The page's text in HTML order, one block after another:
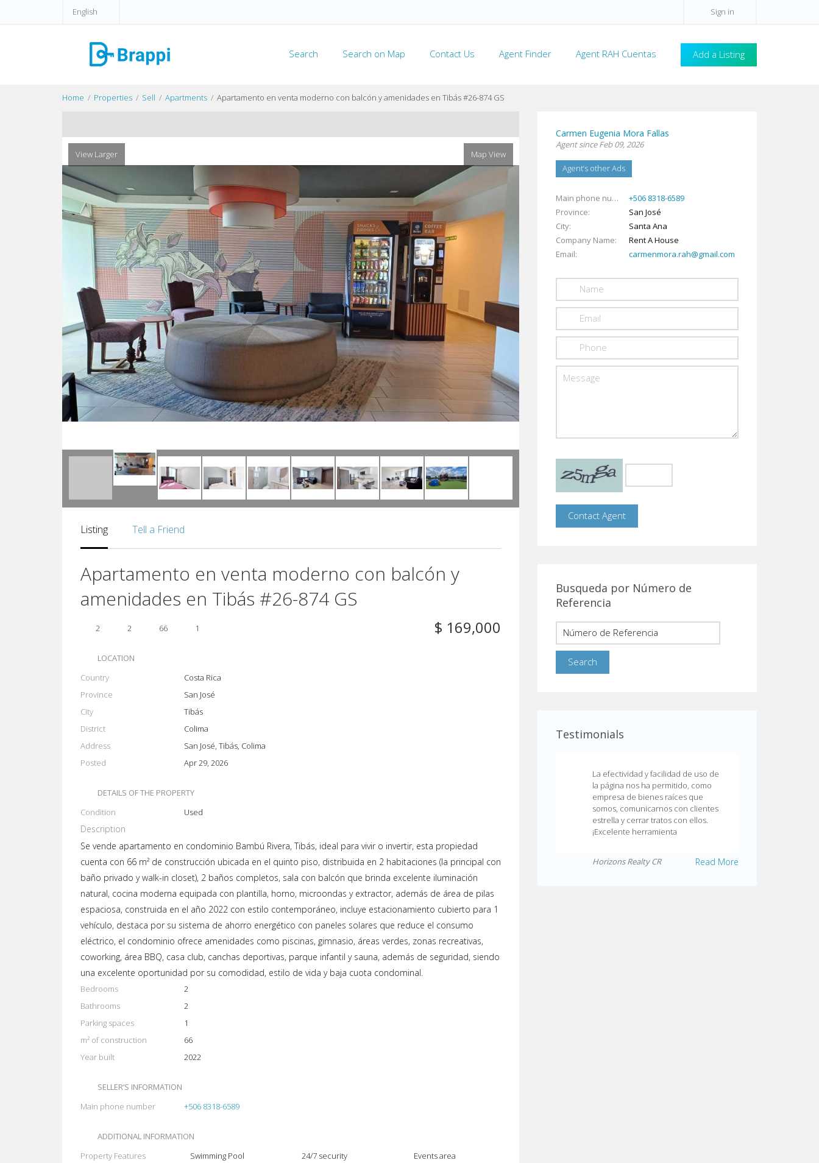
English Sign in
Add a Listing
Search Search on Map Contact Us Agent Finder Agent RAH Cuentas
Home Properties Sell Apartments Apartamento en venta moderno con balcón y amenidades en Tibás #26-874 GS
Carmen Eugenia Mora Fallas
Agent since Feb 09, 2026
Agent’s other Ads
Main phone number
+506 8318-6589
Province
San José
City
Santa Ana
Company Name
Rent A House
Email
carmenmora.rah@gmail.com
Busqueda por Número de
Referencia
Testimonials
La efectividad y facilidad de uso de
la página nos ha permitido, como
empresa de bienes raíces que
somos, comunicarnos con clientes
estrella y cerrar tratos con ellos.
¡Excelente herramienta
Read More
Horizons Realty CR
View Larger Map View
Listing Tell a Friend
Apartamento en venta moderno con balcón y
amenidades en Tibás #26-874 GS
$ 169,000
2 2 66 1
LOCATION
Country
Costa Rica
Province
San José
City
Tibás
District
Colima
Address
San José, Tibás, Colima
Posted
Apr 29, 2026
DETAILS OF THE PROPERTY
Condition
Used
Description
Se vende apartamento en condominio Bambú Rivera, Tibás, ideal para vivir o invertir, esta propiedad
cuenta con 66 m² de construcción ubicada en el quinto piso, distribuida en 2 habitaciones (la principal con
baño privado y walk-in closet), 2 baños completos, sala con balcón que brinda excelente iluminación
natural, cocina moderna equipada con plantilla, horno, microondas y extractor, además de área de pilas
espaciosa, construida en el año 2022 con estilo contemporáneo, incluye estacionamiento cubierto para 1
vehículo, destaca por su sistema de ahorro energético con paneles solares que reduce el consumo
eléctrico, el condominio ofrece amenidades como piscinas, gimnasio, áreas verdes, zonas recreativas,
coworking, área BBQ, casa club, canchas deportivas, parque infantil y sauna, además de seguridad, siendo
una excelente oportunidad por su comodidad, estilo de vida y baja cuota condominal.
Bedrooms
2
Bathrooms
2
Parking spaces
1
m² of construction
66
Year built
2022
SELLER’S INFORMATION
Main phone number
+506 8318-6589
ADDITIONAL INFORMATION
Property Features
Swimming Pool 24/7 security
Events area